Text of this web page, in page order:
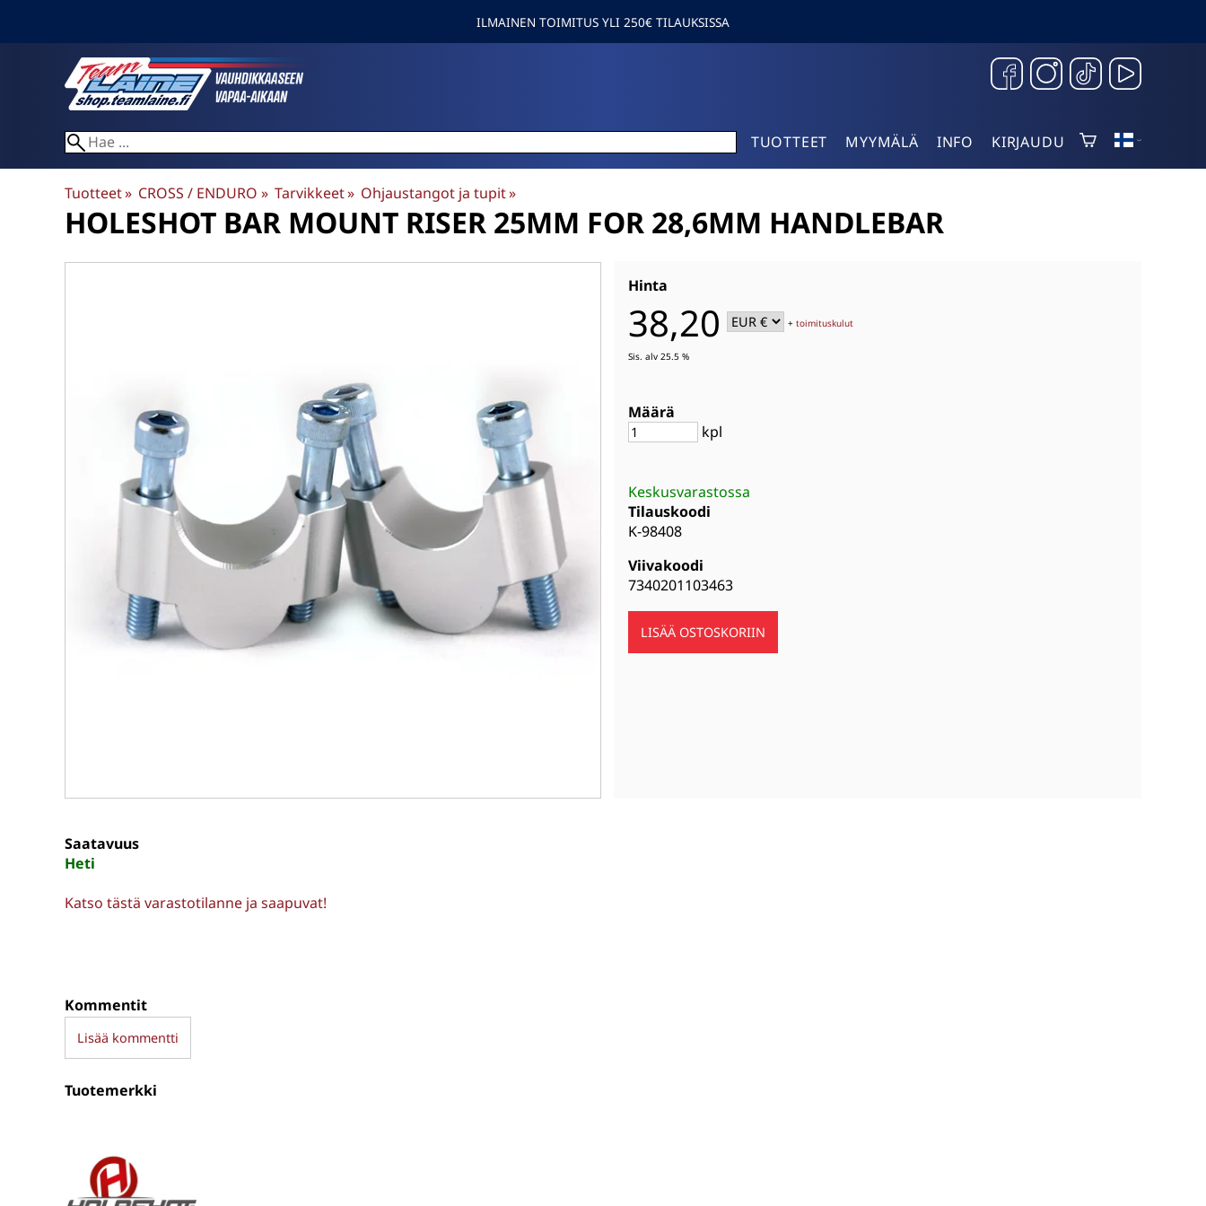
ILMAINEN TOIMITUS YLI 250€ TILAUKSISSA
TUOTTEET MYYMÄLÄ INFO KIRJAUDU
Tuotteet‪» CROSS / ENDURO ‪» Tarvikkeet‪» Ohjaustangot ja tupit‪»
HOLESHOT BAR MOUNT RISER 25MM FOR 28,6MM HANDLEBAR
Hinta
38,20 +toimituskulut
Sis. alv 25.5 %
Määrä
kpl
Keskusvarastossa
Tilauskoodi
K-98408
Viivakoodi
7340201103463
Saatavuus
Heti
Katso tästä varastotilanne ja saapuvat!
Kommentit
Lisää kommentti
Tuotemerkki